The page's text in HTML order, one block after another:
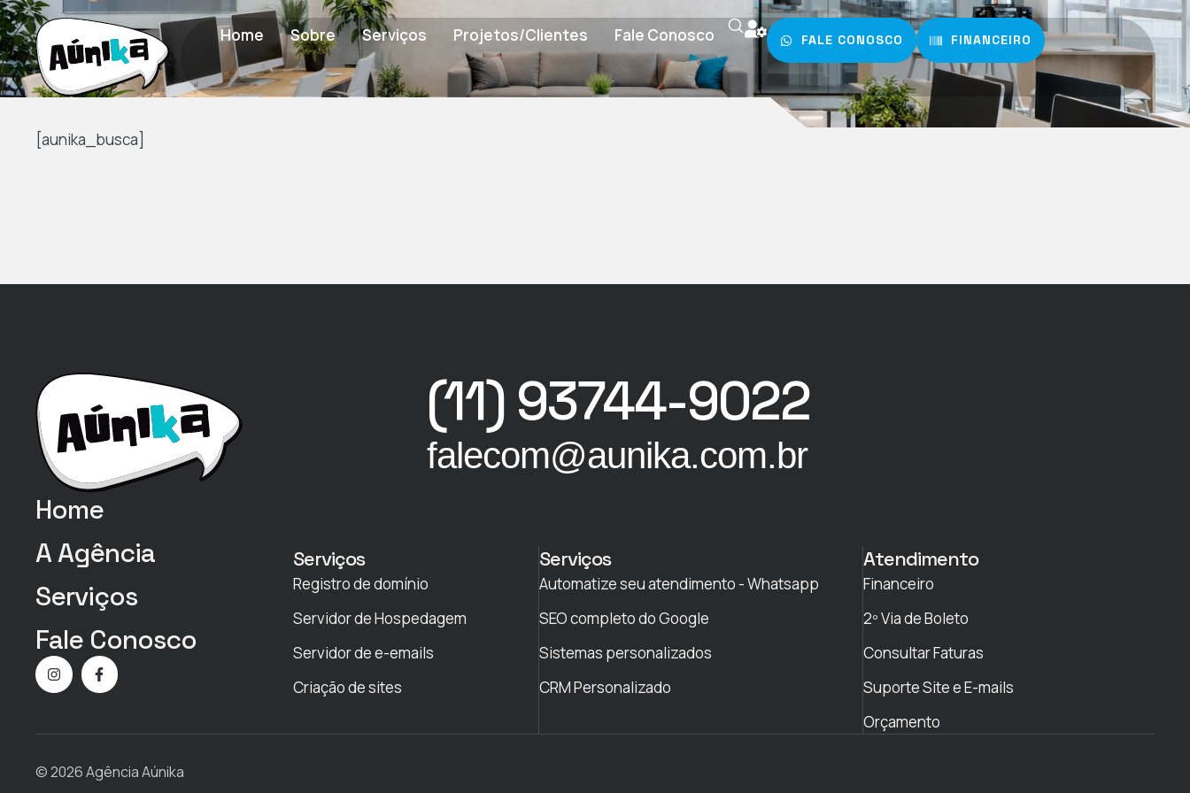
Home Sobre Serviços Projetos/Clientes Fale Conosco FALE CONOSCO FINANCEIRO
[aunika_busca]
(11) 93744-9022
falecom@aunika.com.br
Home
A Agência
Serviços
Fale Conosco
Serviços
Registro de domínio
Servidor de Hospedagem
Servidor de e-emails
Criação de sites
Serviços
Automatize seu atendimento - Whatsapp
SEO completo do Google
Sistemas personalizados
CRM Personalizado
Atendimento
Financeiro
2º Via de Boleto
Consultar Faturas
Suporte Site e E-mails
Orçamento
© 2026 Agência Aúnika